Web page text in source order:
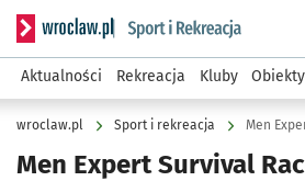
Serwis informacyjny wroclaw.pl
Aktualności Rekreacja Kluby Obiekty
wroclaw.pl Sport i rekreacja Men
Men Expert Survival